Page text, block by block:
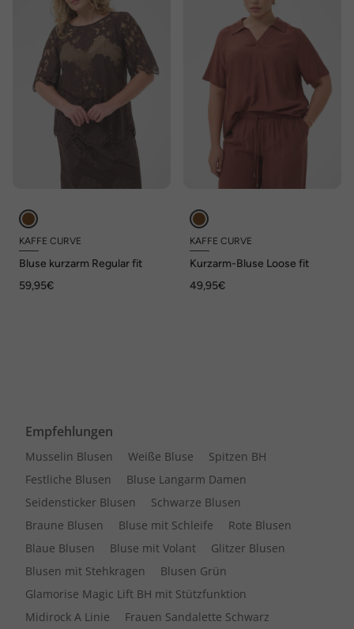
KAFFE CURVE
Bluse kurzarm Regular fit
59,95€
KAFFE CURVE
Kurzarm-Bluse Loose fit
49,95€
Empfehlungen
Musselin Blusen Weiße Bluse
Spitzen BH
Festliche Blusen
Bluse Langarm Damen
Seidensticker Blusen
Schwarze Blusen
Braune Blusen
Bluse mit Schleife
Rote Blusen
Blaue Blusen
Bluse mit Volant
Glitzer Blusen
Blusen mit Stehkragen
Blusen Grün
Glamorise Magic Lift BH mit Stützfunktion
Midirock A Linie
Frauen Sandalette Schwarz